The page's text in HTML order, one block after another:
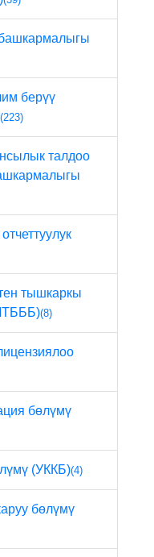
берүү
(223)
талдоо
тышкаркы
(8)
бөлүмү
(УККБ)(4)
бөлүмү